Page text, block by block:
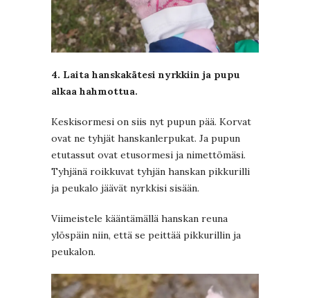
4. Laita hanskakätesi nyrkkiin ja pupu
alkaa hahmottua.
Keskisormesi on siis nyt pupun pää. Korvat
ovat ne tyhjät hanskanlerpukat. Ja pupun
etutassut ovat etusormesi ja nimettömäsi.
Tyhjänä roikkuvat tyhjän hanskan pikkurilli
ja peukalo jäävät nyrkkisi sisään.
Viimeistele kääntämällä hanskan reuna
ylöspäin niin, että se peittää pikkurillin ja
peukalon.